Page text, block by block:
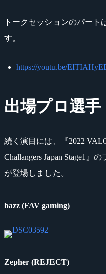
トークセッションのパート
す。
https://youtu.be/
出場プロ選手
続く演目には、『2022
Challangers Japan Stage1』
が登場しました。
bazz (FAV gaming)
Zepher (REJECT)